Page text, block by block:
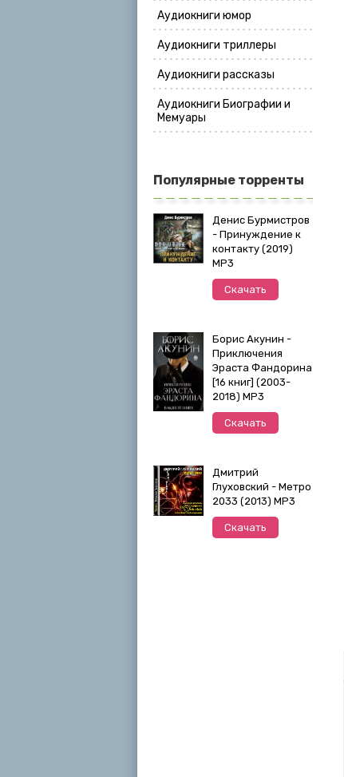
Аудиокниги юмор
Аудиокниги триллеры
Аудиокниги рассказы
Аудиокниги Биографии и
Мемуары
Популярные торренты
Денис Бурмистров
- Принуждение к
контакту (2019)
MP3
Скачать
Борис Акунин -
Приключения
Эраста Фандорина
[16 книг] (2003-
2018) МР3
Скачать
Дмитрий
Глуховский - Метро
2033 (2013) MP3
Скачать